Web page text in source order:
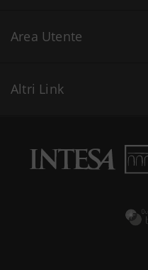
Area Utente
Altri Link